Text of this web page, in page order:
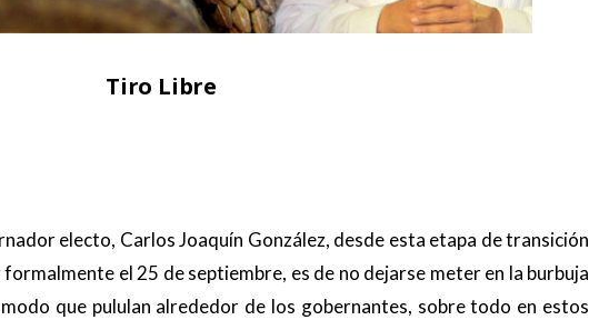
Tiro Libre
electo, Carlos Joaquín González, desde esta etapa de transición
el 25 de septiembre, es de no dejarse meter en la burbuja
que pululan alrededor de los gobernantes, sobre todo en estos